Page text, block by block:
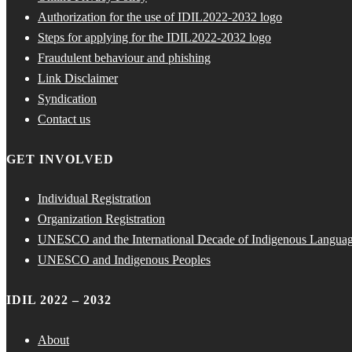
Authorization for the use of IDIL2022-2032 logo
Steps for applying for the IDIL2022-2032 logo
Fraudulent behaviour and phishing
Link Disclaimer
Syndication
Contact us
GET INVOLVED
Individual Registration
Organization Registration
UNESCO and the International Decade of Indigenous
UNESCO and Indigenous Peoples
IDIL 2022 – 2032
About